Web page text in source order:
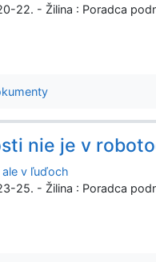
22. - Žilina : Poradca
nie je v
ale v ľuďoch
25. - Žilina : Poradca